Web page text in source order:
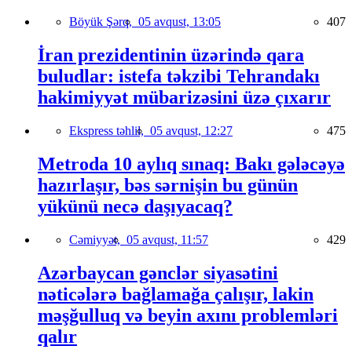
Böyük Şərq, 05 avqust, 13:05 407
İran prezidentinin üzərində qara
buludlar: istefa təkzibi Tehrandakı
hakimiyyət mübarizəsini üzə çıxarır
Ekspress təhlil, 05 avqust, 12:27 475
Metroda 10 aylıq sınaq: Bakı gələcəyə
hazırlaşır, bəs sərnişin bu günün
yükünü necə daşıyacaq?
Cəmiyyət, 05 avqust, 11:57 429
Azərbaycan gənclər siyasətini
nəticələrə bağlamağa çalışır, lakin
məşğulluq və beyin axını problemləri
qalır